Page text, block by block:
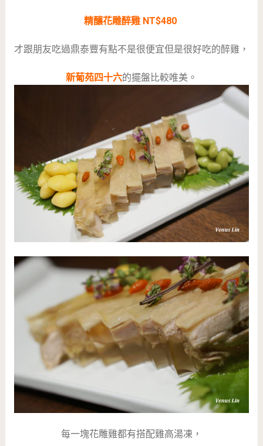
精釀花雕醉雞 NT$480
才跟朋友吃過鼎泰豐有點不是很便宜但是很好吃的醉雞，
新葡苑四十六的擺盤比較唯美。
每一塊花雕雞都有搭配雞高湯凍，